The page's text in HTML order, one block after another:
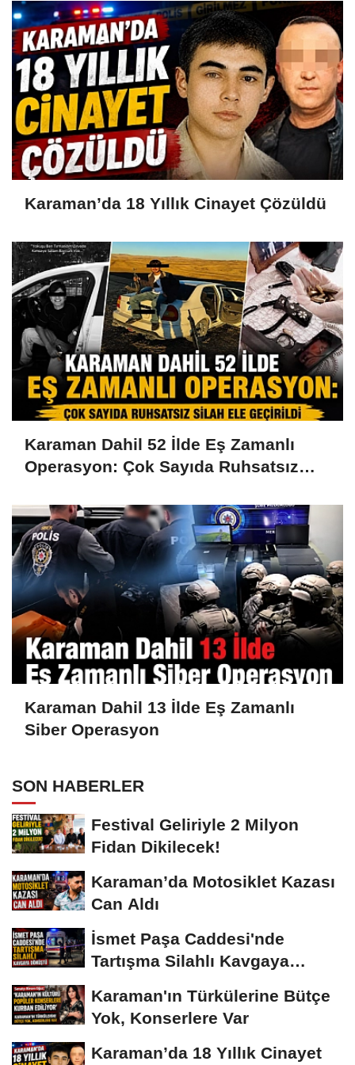
Karaman’da 18 Yıllık Cinayet Çözüldü
Karaman Dahil 52 İlde Eş Zamanlı
Operasyon: Çok Sayıda Ruhsatsız
Karaman Dahil 13 İlde Eş Zamanlı
Siber Operasyon
SON HABERLER
Festival Geliriyle 2 Milyon
Fidan Dikilecek!
Karaman’da Motosiklet Kazası
Can Aldı
İsmet Paşa Caddesi'nde
Tartışma Silahlı Kavgaya
Karaman'ın Türkülerine Bütçe
Yok, Konserlere Var
Karaman’da 18 Yıllık Cinayet